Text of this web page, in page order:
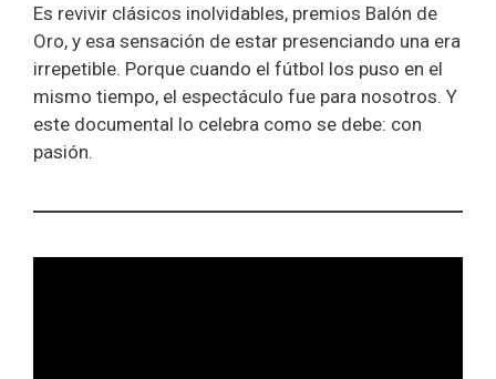
Es revivir clásicos inolvidables, premios Balón de
Oro, y esa sensación de estar presenciando una era
irrepetible. Porque cuando el fútbol los puso en el
mismo tiempo, el espectáculo fue para nosotros. Y
este documental lo celebra como se debe: con
pasión.